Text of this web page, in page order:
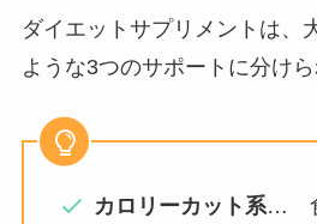
ダイエットサプリメントは、
ような3つのサポートに分けら
カロリーカット系… 食